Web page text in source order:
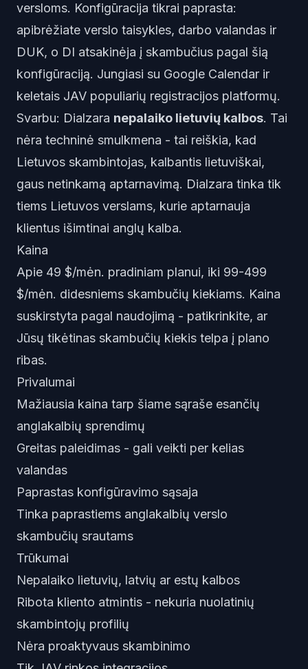
versloms. Konfigūracija tikrai paprasta:
apibrėžiate verslo taisykles, darbo valandas ir
DUK, o DI atsakinėja į skambučius pagal šią
konfigūraciją. Jungiasi su Google Calendar ir
keletais JAV populiarių registracijos platformų.
Svarbu: Dialzara nepalaiko lietuvių kalbos. Tai
nėra techninė smulkmena - tai reiškia, kad
Lietuvos skambintojas, kalbantis lietuviškai,
gaus netinkamą aptarnavimą. Dialzara tinka tik
tiems Lietuvos verslams, kurie aptarnauja
klientus išimtinai anglų kalba.
Kaina
Apie 49 $/mėn. pradiniam planui, iki 99-499
$/mėn. didesniems skambučių kiekiams. Kaina
suskirstyta pagal naudojimą - patikrinkite, ar
Jūsų tikėtinas skambučių kiekis telpa į plano
ribas.
Privalumai
Mažiausia kaina tarp šiame sąraše esančių
anglakalbių sprendimų
Greitas paleidimas - gali veikti per kelias
valandas
Paprastas konfigūravimo sąsaja
Tinka paprastiems anglakalbių verslo
skambučių srautams
Trūkumai
Nepalaiko lietuvių, latvių ar estų kalbos
Ribota kliento atmintis - nekuria nuolatinių
skambintojų profilių
Nėra proaktyvaus skambinimo